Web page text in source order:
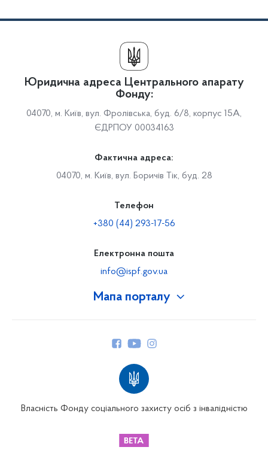
Мапа порталу
Юридична адреса Центрального апарату
Фонду:
04070, м. Київ, вул. Фролівська, буд. 6/8, корпус 15А,
ЄДРПОУ 00034163
Фактична адреса:
04070, м. Київ, вул. Боричів Тік, буд. 28
Телефон
+380 (44) 293-17-56
Електронна пошта
info@ispf.gov.ua
Власність Фонду соціального захисту осіб з інвалідністю